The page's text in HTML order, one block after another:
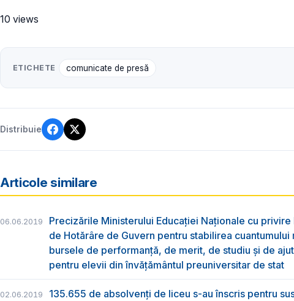
10 views
ETICHETE comunicate de presă
Distribuie
Articole similare
06.06.2019
Precizările Ministerului Educației Naționale cu
de Hotărâre de Guvern pentru stabilirea cuantumului
bursele de performanță, de merit, de studiu și de
pentru elevii din învățământul preuniversitar de stat
02.06.2019
135.655 de absolvenţi de liceu s-au înscris pentru